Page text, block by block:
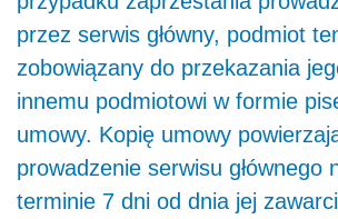
przez serwis główny, podmiot
zobowiązany do przekazania
innemu podmiotowi w formie
umowy. Kopię umowy
prowadzenie serwisu głównego
terminie 7 dni od dnia jej